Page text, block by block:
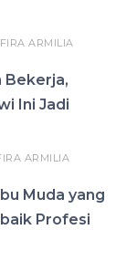
ARMILIA
Bekerja,
Ini Jadi
ARMILIA
Muda yang
Profesi